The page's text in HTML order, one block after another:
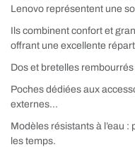
Lenovo représentent une
Ils combinent confort et
offrant une excellente
Dos et bretelles
Poches dédiées aux
externes…
Modèles résistants à l’eau
les temps.